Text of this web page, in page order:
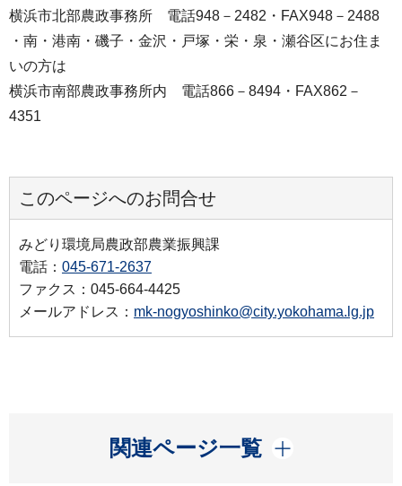
横浜市北部農政事務所 電話948－2482・FAX948－2488
・南・港南・磯子・金沢・戸塚・栄・泉・瀬谷区にお住ま
いの方は
横浜市南部農政事務所内 電話866－8494・FAX862－
4351
このページへのお問合せ
みどり環境局農政部農業振興課
電話： 045-671-2637
ファクス：045-664-4425
メールアドレス： mk-nogyoshinko@city.yokohama.lg.jp
関連ページ一覧
開く